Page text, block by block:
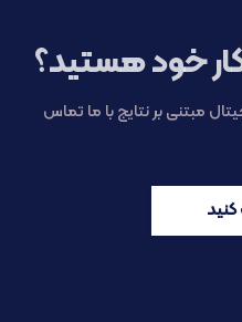
خود هستید؟
مبتنی بر نتایج با ما تماس
کنید